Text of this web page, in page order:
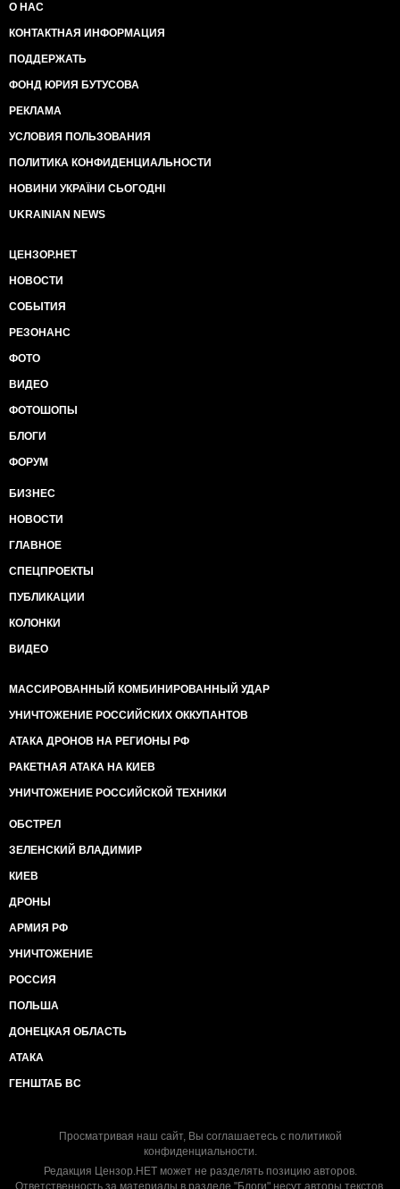
О НАС
КОНТАКТНАЯ ИНФОРМАЦИЯ
ПОДДЕРЖАТЬ
ФОНД ЮРИЯ БУТУСОВА
РЕКЛАМА
УСЛОВИЯ ПОЛЬЗОВАНИЯ
ПОЛИТИКА КОНФИДЕНЦИАЛЬНОСТИ
НОВИНИ УКРАЇНИ СЬОГОДНІ
UKRAINIAN NEWS
ЦЕНЗОР.НЕТ
НОВОСТИ
СОБЫТИЯ
РЕЗОНАНС
ФОТО
ВИДЕО
ФОТОШОПЫ
БЛОГИ
ФОРУМ
БИЗНЕС
НОВОСТИ
ГЛАВНОЕ
СПЕЦПРОЕКТЫ
ПУБЛИКАЦИИ
КОЛОНКИ
ВИДЕО
МАССИРОВАННЫЙ КОМБИНИРОВАННЫЙ УДАР
УНИЧТОЖЕНИЕ РОССИЙСКИХ ОККУПАНТОВ
АТАКА ДРОНОВ НА РЕГИОНЫ РФ
РАКЕТНАЯ АТАКА НА КИЕВ
УНИЧТОЖЕНИЕ РОССИЙСКОЙ ТЕХНИКИ
ОБСТРЕЛ
ЗЕЛЕНСКИЙ ВЛАДИМИР
КИЕВ
ДРОНЫ
АРМИЯ РФ
УНИЧТОЖЕНИЕ
РОССИЯ
ПОЛЬША
ДОНЕЦКАЯ ОБЛАСТЬ
АТАКА
ГЕНШТАБ ВС
Просматривая наш сайт, Вы соглашаетесь с политикой
конфиденциальности.
Редакция Цензор.НЕТ может не разделять позицию авторов.
Ответственность за материалы в разделе "Блоги" несут авторы текстов.